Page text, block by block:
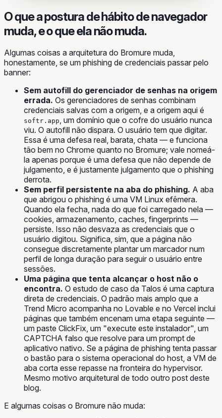
O que a postura de hábito de navegador
muda, e o que ela não muda.
Algumas coisas a arquitetura do Bromure muda,
honestamente, se um phishing de credenciais passar pelo
banner:
Sem autofill do gerenciador de senhas na origem
errada. Os gerenciadores de senhas combinam
credenciais salvas com a origem, e a origem aqui é
softr.app, um domínio que o cofre do usuário nunca
viu. O autofill não dispara. O usuário tem que digitar.
Essa é uma defesa real, barata, chata — e funciona
tão bem no Chrome quanto no Bromure; vale nomeá-
la apenas porque é uma defesa que não depende de
julgamento, e é justamente julgamento que o phishing
derrota.
Sem perfil persistente na aba do phishing. A aba
que abrigou o phishing é uma VM Linux efêmera.
Quando ela fecha, nada do que foi carregado nela —
cookies, armazenamento, caches, fingerprints —
persiste. Isso não desvaza as credenciais que o
usuário digitou. Significa, sim, que a página não
consegue discretamente plantar um marcador num
perfil de longa duração para seguir o usuário entre
sessões.
Uma página que tenta alcançar o host não o
encontra. O estudo de caso da Talos é uma captura
direta de credenciais. O padrão mais amplo que a
Trend Micro acompanha no Lovable e no Vercel inclui
páginas que também encenam uma etapa seguinte —
um paste ClickFix, um "execute este instalador", um
CAPTCHA falso que resolve para um prompt de
aplicativo nativo. Se a página de phishing tenta passar
o bastão para o sistema operacional do host, a VM de
aba corta esse repasse na fronteira do hypervisor.
Mesmo motivo arquitetural de todo outro post deste
blog.
E algumas coisas o Bromure não muda: